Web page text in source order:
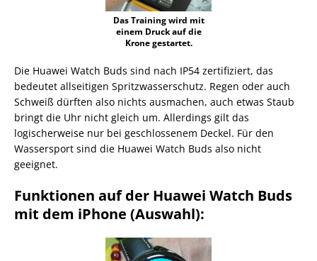
Das Training wird mit
einem Druck auf die
Krone gestartet.
Die Huawei Watch Buds sind nach IP54 zertifiziert, das
bedeutet allseitigen Spritzwasserschutz. Regen oder auch
Schweiß dürften also nichts ausmachen, auch etwas Staub
bringt die Uhr nicht gleich um. Allerdings gilt das
logischerweise nur bei geschlossenem Deckel. Für den
Wassersport sind die Huawei Watch Buds also nicht
geeignet.
Funktionen auf der Huawei Watch Buds
mit dem iPhone (Auswahl):